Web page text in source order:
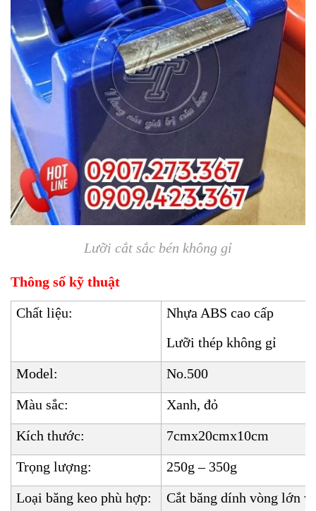
Lưỡi cắt sắc bén không gỉ
Thông số kỹ thuật
Chất liệu:
Nhựa ABS cao cấp
Lưỡi thép không gỉ
Model:
No.500
Màu sắc:
Xanh, đỏ
Kích thước:
7cmx20cmx10cm
Trọng lượng:
250g – 350g
Loại băng keo phù hợp:
Cắt băng dính vòng lớn